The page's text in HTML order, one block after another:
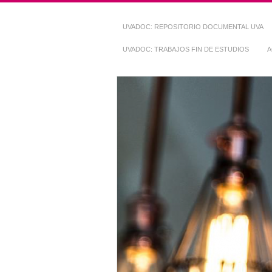
UVADOC: REPOSITORIO DOCUMENTAL UVA
UVADOC: TRABAJOS FIN DE ESTUDIOS
Repositorio
~ UVaDOC